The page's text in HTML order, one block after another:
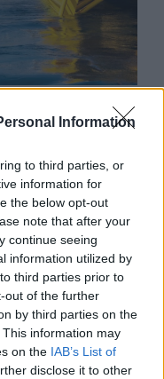
Information
to third parties, or
information for
the below opt-out
note that after your
continue seeing
information utilized by
third parties prior to
out of the further
by third parties on the
This information may
on the IAB’s List of
disclose it to other